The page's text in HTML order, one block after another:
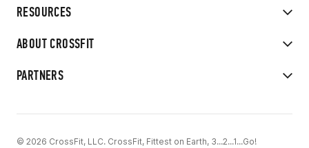
RESOURCES
ABOUT CROSSFIT
PARTNERS
© 2026 CrossFit, LLC. CrossFit, Fittest on Earth, 3...2...1...Go!